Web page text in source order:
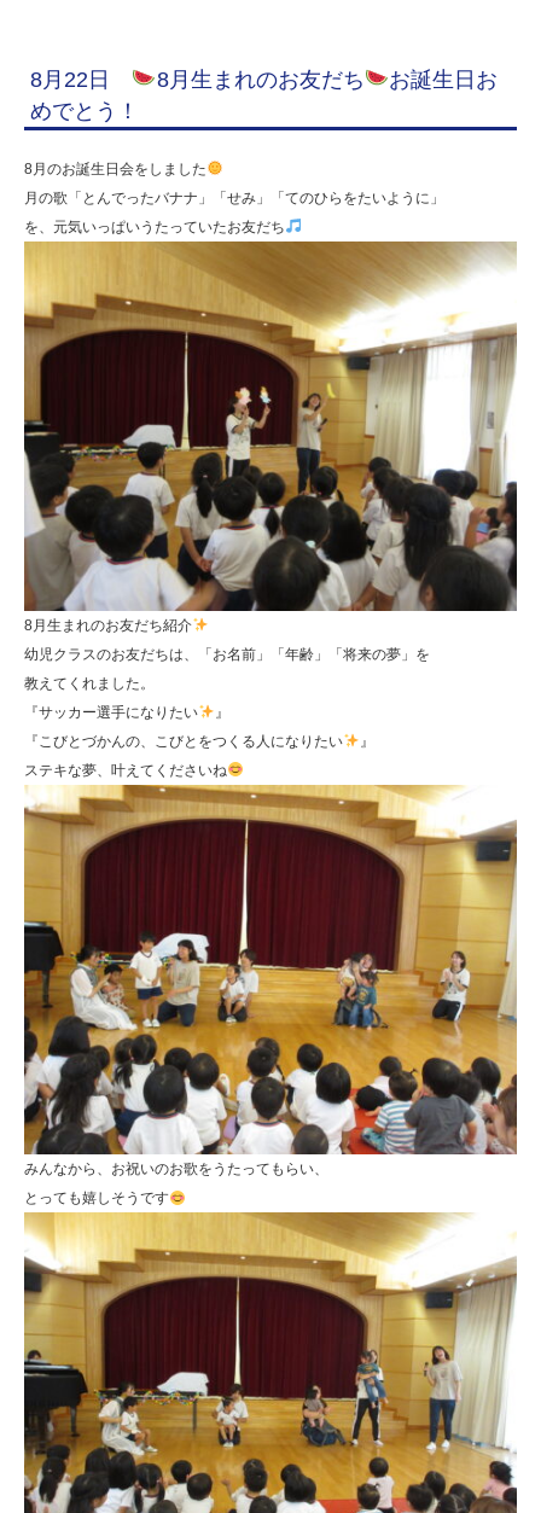
8月22日 8月生まれのお友だち
お誕生日お
めでとう！
8月のお誕生日会をしました
月の歌「とんでったバナナ」「せみ」「てのひらをたいように」
を、元気いっぱいうたっていたお友だち
8月生まれのお友だち紹介
幼児クラスのお友だちは、「お名前」「年齢」「将来の夢」を
教えてくれました。
『サッカー選手になりたい
』
『こびとづかんの、こびとをつくる人になりたい
』
ステキな夢、叶えてくださいね
みんなから、お祝いのお歌をうたってもらい、
とっても嬉しそうです